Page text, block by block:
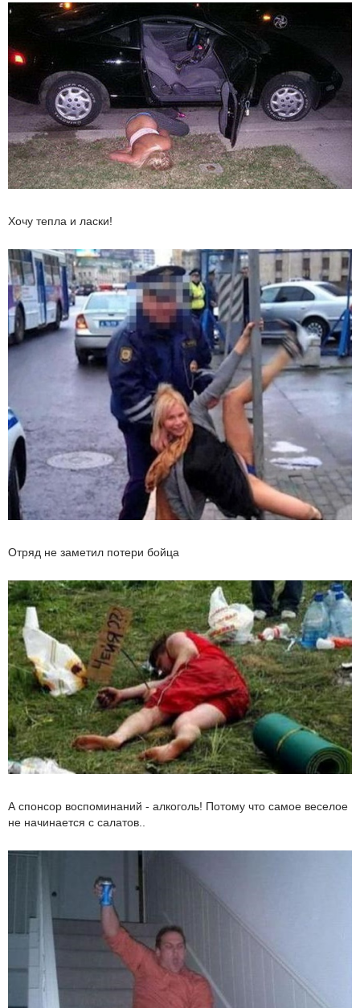
Хочу тепла и ласки!
Отряд не заметил потери бойца
А спонсор воспоминаний - алкоголь! Потому что самое веселое
не начинается с салатов..